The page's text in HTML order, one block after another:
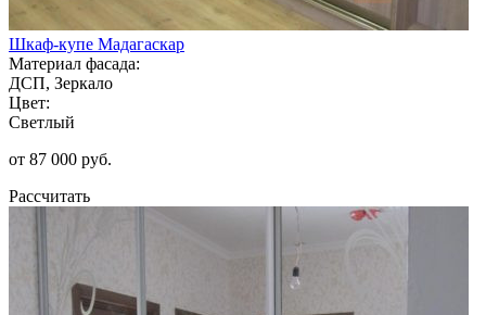
Шкаф-купе Мадагаскар
Материал фасада:
ДСП, Зеркало
Цвет:
Светлый
от 87 000 руб.
Рассчитать